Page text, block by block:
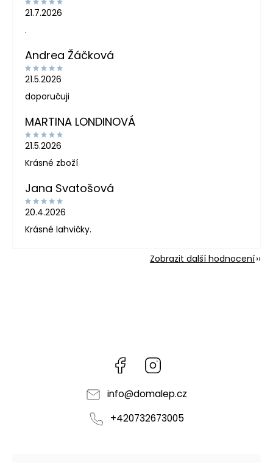
21.7.2026
.
Andrea Žáčková
21.5.2026
doporučuji
MARTINA LONDINOVÁ
21.5.2026
Krásné zboží
Jana Svatošová
20.4.2026
Krásné lahvičky.
Zobrazit další hodnocení
Facebook
info@domalep.cz
+420732673005